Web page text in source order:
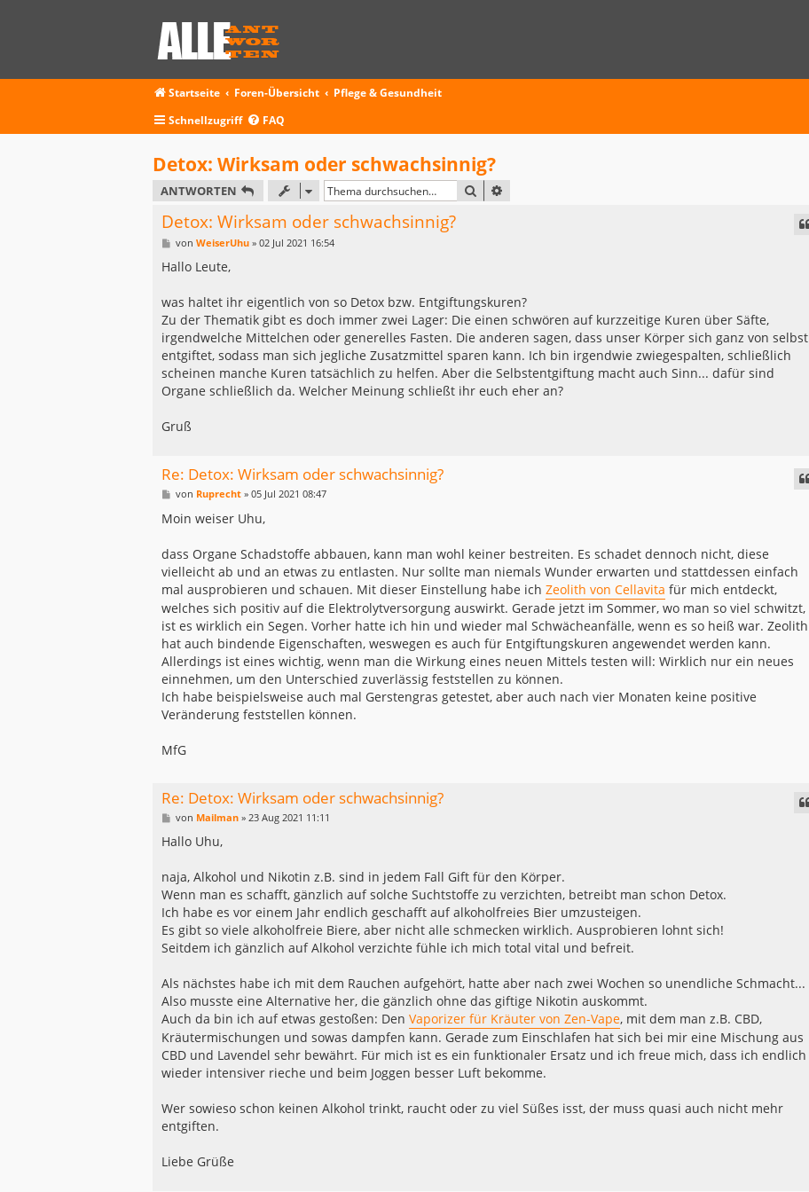
Startseite Foren-Übersicht
Pflege & Gesundheit
Schnellzugriff
FAQ
Detox: Wirksam oder schwachsinnig?
ANTWORTEN SUCHE
Detox: Wirksam oder schwachsinnig?
B
i
a
g
von WeiserUhu» 02 Jul 2021 16:54
Hallo Leute,
was haltet ihr eigentlich von so Detox bzw. Entgiftungskuren?
Zu der Thematik gibt es doch immer zwei Lager: Die einen schwören auf kurzzeitige Kuren über Säfte,
irgendwelche Mittelchen oder generelles Fasten. Die anderen sagen, dass unser Körper sich ganz von selbst
entgiftet, sodass man sich jegliche Zusatzmittel sparen kann. Ich bin irgendwie zwiegespalten, schließlich
scheinen manche Kuren tatsächlich zu helfen. Aber die Selbstentgiftung macht auch Sinn... dafür sind
Organe schließlich da. Welcher Meinung schließt ihr euch eher an?
Gruß
Re: Detox: Wirksam oder schwachsinnig?
B
i
t
a
g
von Ruprecht» 05 Jul 2021 08:47
Moin weiser Uhu,
dass Organe Schadstoffe abbauen, kann man wohl keiner bestreiten. Es schadet dennoch nicht, diese
vielleicht ab und an etwas zu entlasten. Nur sollte man niemals Wunder erwarten und stattdessen einfach
mal ausprobieren und schauen. Mit dieser Einstellung habe ich Zeolith von Cellavita für mich entdeckt,
welches sich positiv auf die Elektrolytversorgung auswirkt. Gerade jetzt im Sommer, wo man so viel schwitzt,
ist es wirklich ein Segen. Vorher hatte ich hin und wieder mal Schwächeanfälle, wenn es so heiß war. Zeolith
hat auch bindende Eigenschaften, weswegen es auch für Entgiftungskuren angewendet werden kann.
Allerdings ist eines wichtig, wenn man die Wirkung eines neuen Mittels testen will: Wirklich nur ein neues
einnehmen, um den Unterschied zuverlässig feststellen zu können.
Ich habe beispielsweise auch mal Gerstengras getestet, aber auch nach vier Monaten keine positive
Veränderung feststellen können.
MfG
Re: Detox: Wirksam oder schwachsinnig?
B
i
a
g
von Mailman» 23 Aug 2021 11:11
Hallo Uhu,
naja, Alkohol und Nikotin z.B. sind in jedem Fall Gift für den Körper.
Wenn man es schafft, gänzlich auf solche Suchtstoffe zu verzichten, betreibt man schon Detox.
Ich habe es vor einem Jahr endlich geschafft auf alkoholfreies Bier umzusteigen.
Es gibt so viele alkoholfreie Biere, aber nicht alle schmecken wirklich. Ausprobieren lohnt sich!
Seitdem ich gänzlich auf Alkohol verzichte fühle ich mich total vital und befreit.
Als nächstes habe ich mit dem Rauchen aufgehört, hatte aber nach zwei Wochen so unendliche Schmacht...
Also musste eine Alternative her, die gänzlich ohne das giftige Nikotin auskommt.
Auch da bin ich auf etwas gestoßen: Den Vaporizer für Kräuter von Zen-Vape, mit dem man z.B. CBD,
Kräutermischungen und sowas dampfen kann. Gerade zum Einschlafen hat sich bei mir eine Mischung aus
CBD und Lavendel sehr bewährt. Für mich ist es ein funktionaler Ersatz und ich freue mich, dass ich endlich
wieder intensiver rieche und beim Joggen besser Luft bekomme.
Wer sowieso schon keinen Alkohol trinkt, raucht oder zu viel Süßes isst, der muss quasi auch nicht mehr
entgiften.
Liebe Grüße